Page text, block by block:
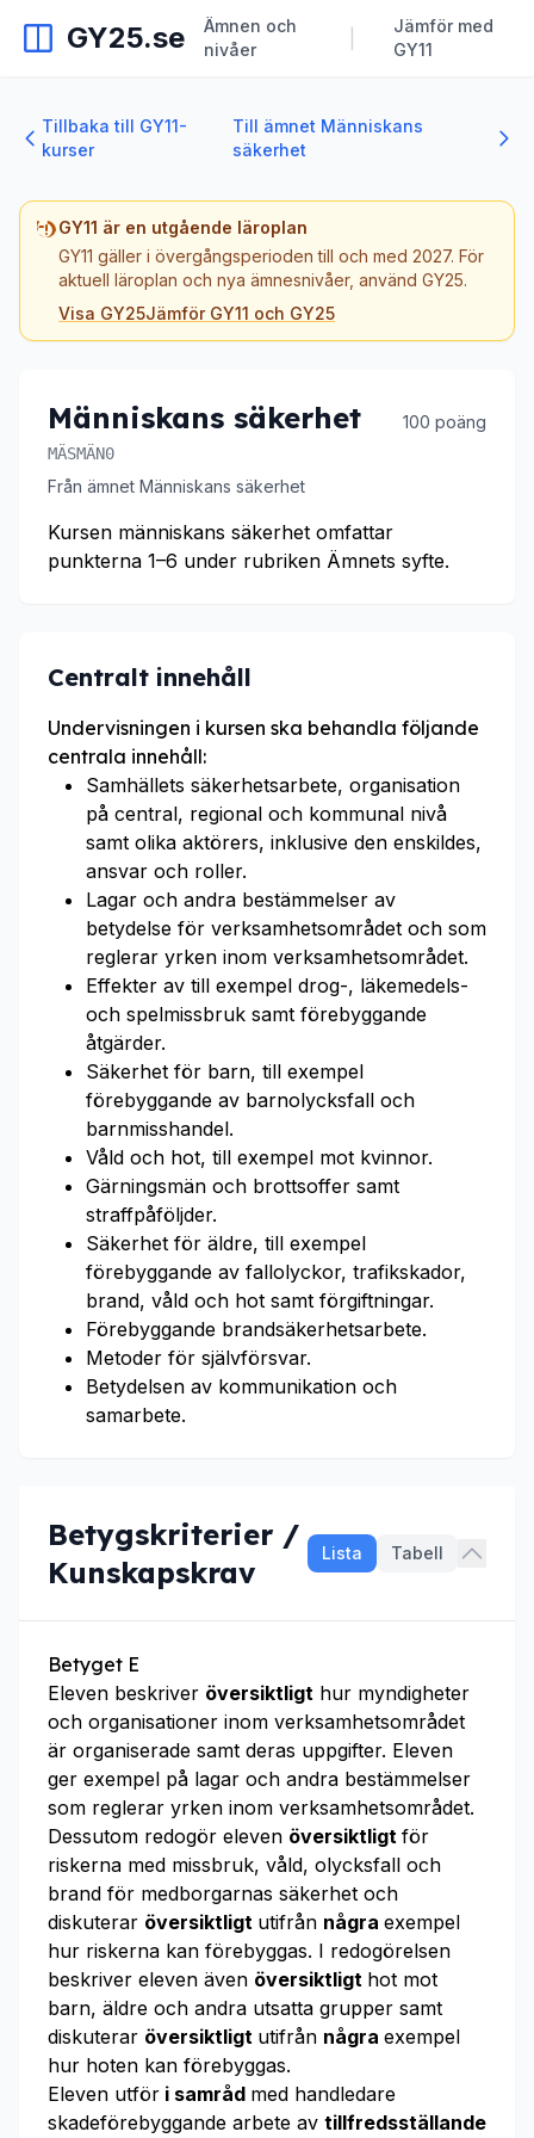
GY25.se
Ämnen och
nivåer
Jämför med
GY11
Tillbaka till GY11-
kurser
Till ämnet Människans
säkerhet
GY11 är en utgående läroplan
GY11 gäller i övergångsperioden till och med 2027. För
aktuell läroplan och nya ämnesnivåer, använd GY25.
Visa GY25Jämför GY11 och GY25
Människans säkerhet 100 poäng
MÄSMÄN0
Från ämnet Människans säkerhet
Kursen människans säkerhet omfattar
punkterna 1–6 under rubriken Ämnets syfte.
Centralt innehåll
Undervisningen i kursen ska behandla följande
centrala innehåll:
Samhällets säkerhetsarbete, organisation
på central, regional och kommunal nivå
samt olika aktörers, inklusive den enskildes,
ansvar och roller.
Lagar och andra bestämmelser av
betydelse för verksamhetsområdet och som
reglerar yrken inom verksamhetsområdet.
Effekter av till exempel drog-, läkemedels-
och spelmissbruk samt förebyggande
åtgärder.
Säkerhet för barn, till exempel
förebyggande av barnolycksfall och
barnmisshandel.
Våld och hot, till exempel mot kvinnor.
Gärningsmän och brottsoffer samt
straffpåföljder.
Säkerhet för äldre, till exempel
förebyggande av fallolyckor, trafikskador,
brand, våld och hot samt förgiftningar.
Förebyggande brandsäkerhetsarbete.
Metoder för självförsvar.
Betydelsen av kommunikation och
samarbete.
Betygskriterier /
Kunskapskrav
Lista Tabell
Betyget E
Eleven beskriver översiktligt hur myndigheter
och organisationer inom verksamhetsområdet
är organiserade samt deras uppgifter. Eleven
ger exempel på lagar och andra bestämmelser
som reglerar yrken inom verksamhetsområdet.
Dessutom redogör eleven översiktligt för
riskerna med missbruk, våld, olycksfall och
brand för medborgarnas säkerhet och
diskuterar översiktligt utifrån några exempel
hur riskerna kan förebyggas. I redogörelsen
beskriver eleven även översiktligt hot mot
barn, äldre och andra utsatta grupper samt
diskuterar översiktligt utifrån några exempel
hur hoten kan förebyggas.
Eleven utför i samråd med handledare
skadeförebyggande arbete av tillfredsställande